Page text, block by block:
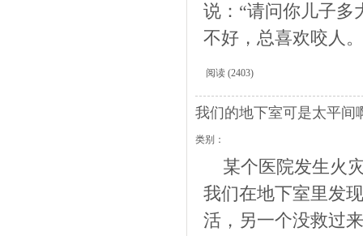
说：“请问你儿子多
不好，总喜欢咬人
阅读 (2403)
我们的地下室可是太平间
类别：
某个医院发生火
我们在地下室里发
活，另一个没救过